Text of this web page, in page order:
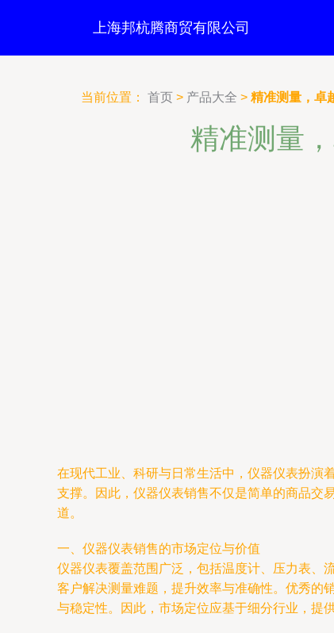
上海邦杭腾商贸有限公司
当前位置： 首页 > 产品大全 > 精准测量，卓
精准测量
在现代工业、科研与日常生活中，仪器仪表扮演
支撑。因此，仪器仪表销售不仅是简单的商品交
道。
一、仪器仪表销售的市场定位与价值
仪器仪表覆盖范围广泛，包括温度计、压力表、
客户解决测量难题，提升效率与准确性。优秀的
与稳定性。因此，市场定位应基于细分行业，提